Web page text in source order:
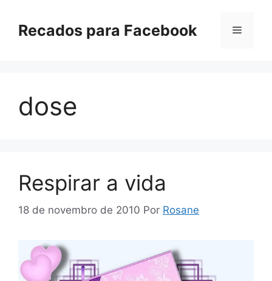
paraRecados para Facebook Menu
dose
Respirar a vida
18 de novembro de 2010 Por Rosane